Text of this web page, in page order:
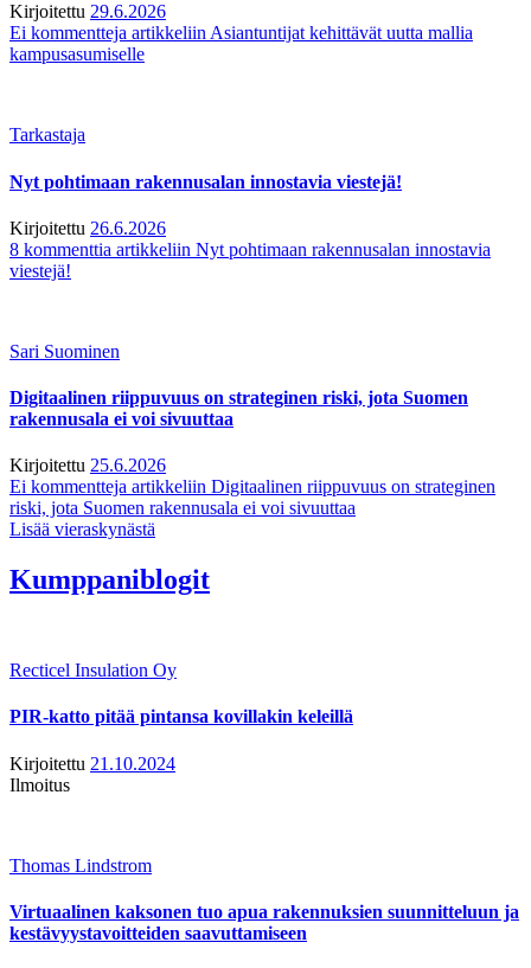
Kirjoitettu 29.6.2026
Ei kommentteja artikkeliin Asiantuntijat kehittävät uutta mallia
kampusasumiselle
Tarkastaja
Nyt pohtimaan rakennusalan innostavia viestejä!
Kirjoitettu 26.6.2026
8 kommenttia artikkeliin Nyt pohtimaan rakennusalan innostavia
viestejä!
Sari Suominen
Digitaalinen riippuvuus on strateginen riski, jota Suomen
rakennusala ei voi sivuuttaa
Kirjoitettu 25.6.2026
Ei kommentteja artikkeliin Digitaalinen riippuvuus on strateginen
riski, jota Suomen rakennusala ei voi sivuuttaa
Lisää vieraskynästä
Kumppaniblogit
Recticel Insulation Oy
PIR-katto pitää pintansa kovillakin keleillä
Kirjoitettu 21.10.2024
Ilmoitus
Thomas Lindstrom
Virtuaalinen kaksonen tuo apua rakennuksien suunnitteluun ja
kestävyystavoitteiden saavuttamiseen